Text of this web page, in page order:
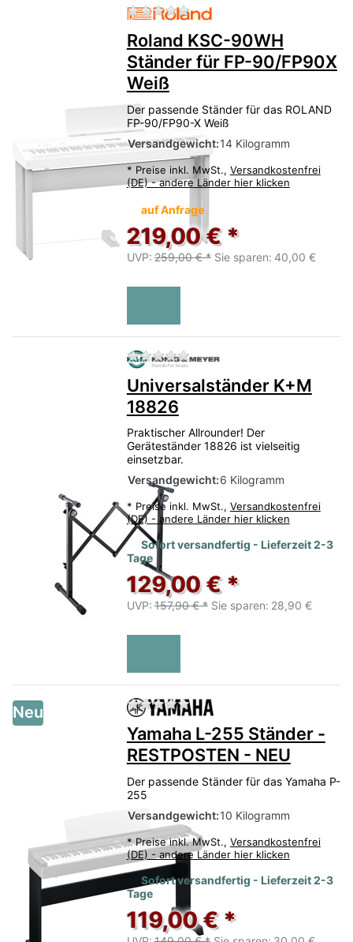
Zu diesem Produkt liegen
Roland KSC-90WH
Ständer für FP-90/FP90X
Weiß
Der passende Ständer für das ROLAND
FP-90/FP90-X Weiß
Versandgewicht:14 Kilogramm
* Preise inkl. MwSt., Versandkostenfrei
(DE) - andere Länder hier klicken
auf Anfrage
219,00 € *
UVP: 259,00 € * Sie sparen: 40,00 €
Zu diesem Produkt liegen
Universalständer K+M
18826
Praktischer Allrounder! Der
Geräteständer 18826 ist vielseitig
einsetzbar.
Versandgewicht:6 Kilogramm
* Preise inkl. MwSt., Versandkostenfrei
(DE) - andere Länder hier klicken
Sofort versandfertig - Lieferzeit 2-3
Tage
129,00 € *
UVP: 157,90 € * Sie sparen: 28,90 €
Neu Zu diesem Produkt liegen
Yamaha L-255 Ständer -
RESTPOSTEN - NEU
Der passende Ständer für das Yamaha P-
255
Versandgewicht:10 Kilogramm
* Preise inkl. MwSt., Versandkostenfrei
(DE) - andere Länder hier klicken
Sofort versandfertig - Lieferzeit 2-3
Tage
119,00 € *